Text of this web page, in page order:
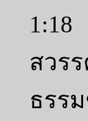
1:18
สวร
ธรร